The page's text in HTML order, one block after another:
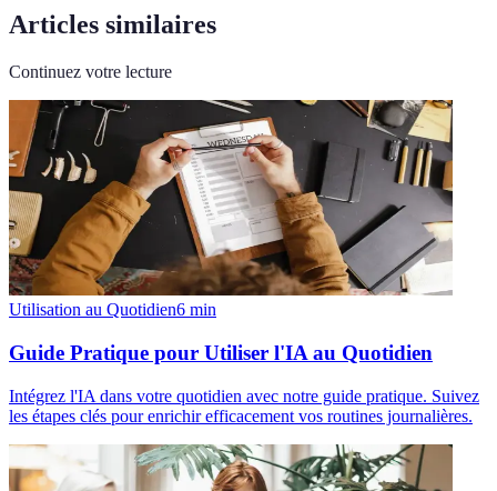
Articles similaires
Continuez votre lecture
Utilisation au Quotidien6 min
Guide Pratique pour Utiliser l'IA au Quotidien
Intégrez l'IA dans votre quotidien avec notre guide pratique. Suivez
les étapes clés pour enrichir efficacement vos routines journalières.